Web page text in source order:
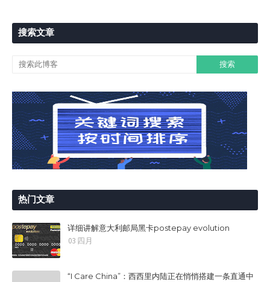
搜索文章
热门文章
详细讲解意大利邮局黑卡postepay evolution
03 四月
“I Care China”：西西里内陆正在悄悄搭建一条直通中